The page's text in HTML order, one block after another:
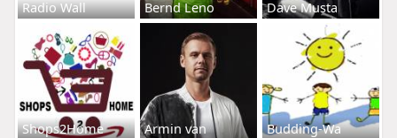
Radio Wall Bernd Leno Dave Musta
Shops2Home Armin van Budding-Wa